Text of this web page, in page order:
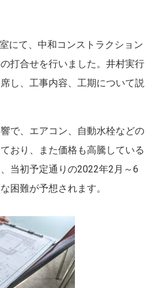
にて、中和コンストラクション
打合せを行いました。井村実行
し、工事内容、工期について説
で、エアコン、自動水栓などの
おり、また価格も高騰している
当初予定通りの2022年2月～6
困難が予想されます。